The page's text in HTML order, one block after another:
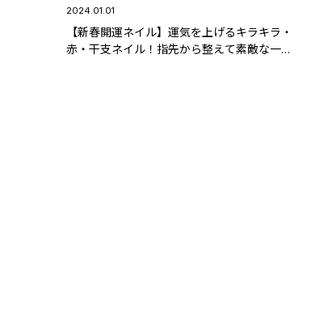
2024.01.01
【新春開運ネイル】運気を上げるキラキラ・
赤・干支ネイル！指先から整えて素敵な一年